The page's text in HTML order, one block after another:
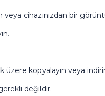
veya cihazınızdan bir
üzere kopyalayın veya
değildir.